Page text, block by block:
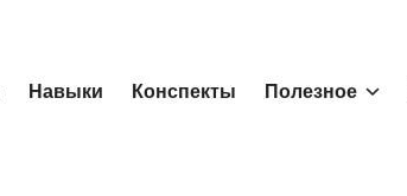
Навыки Конспекты Полезное